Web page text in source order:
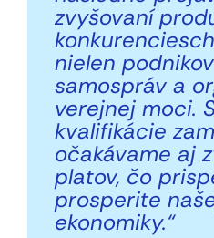
zvyšovaní
nielen
samospráv a
verejnej moci.
kvalifikácie
očakávame aj
platov, čo
prosperite
ekonomiky.“